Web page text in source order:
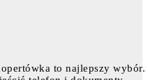
to najlepszy